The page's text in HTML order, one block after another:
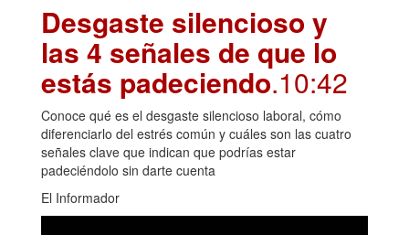
Desgaste silencioso y
las 4 señales de que lo
estás padeciendo.10:42
Conoce qué es el desgaste silencioso laboral, cómo
diferenciarlo del estrés común y cuáles son las cuatro
señales clave que indican que podrías estar
padeciéndolo sin darte cuenta
El Informador